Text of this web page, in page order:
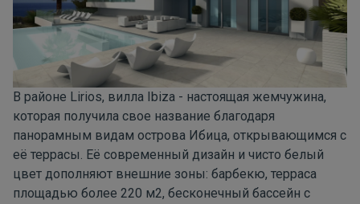
В районе Lirios, вилла Ibiza - настоящая жемчужина,
которая получила свое название благодаря
панорамным видам острова Ибица, открывающимся с
её террасы. Её современный дизайн и чисто белый
цвет дополняют внешние зоны: барбекю, терраса
площадью более 220 м2, бесконечный бассейн с